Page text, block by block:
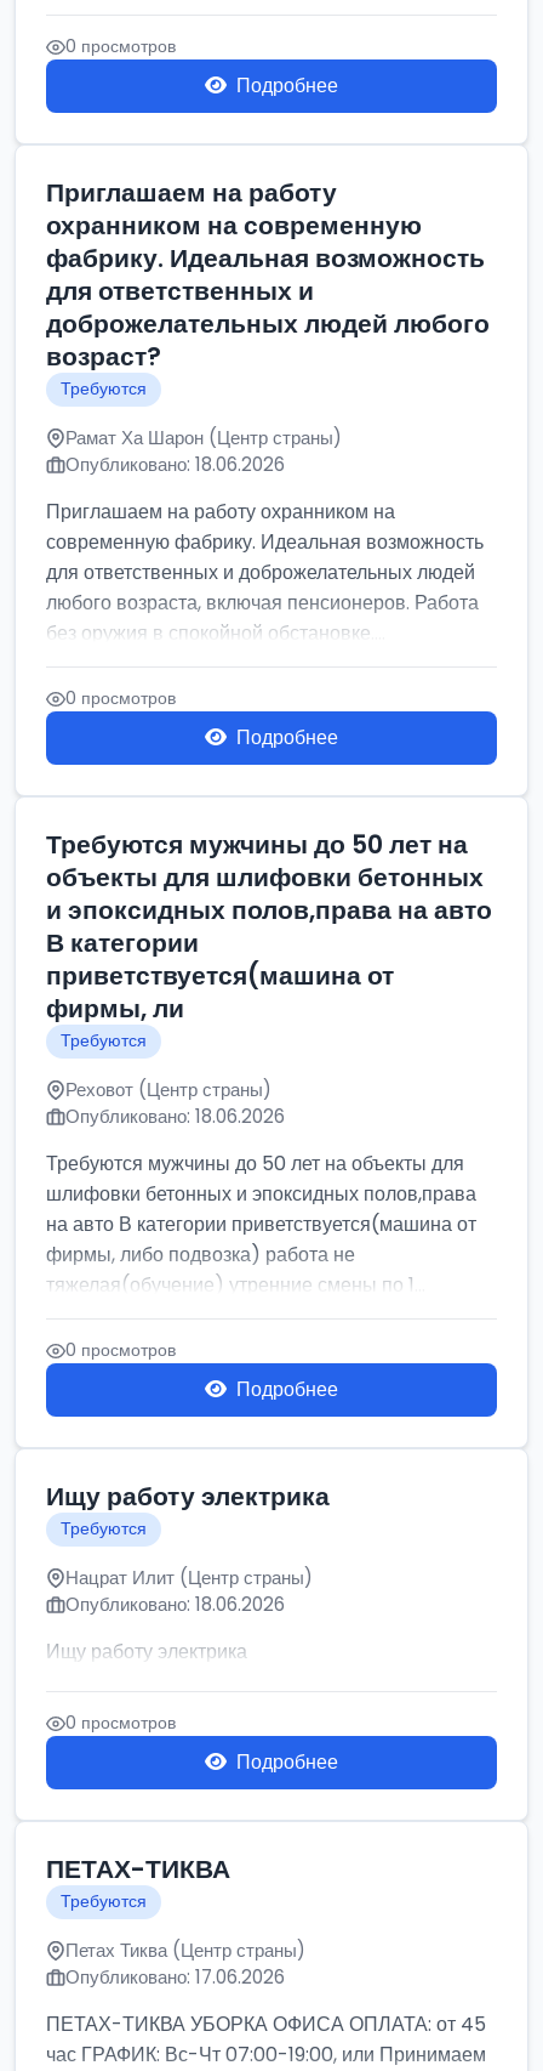
0 просмотров
Подробнее
Приглашаем на работу
охранником на современную
фабрику. Идеальная возможность
для ответственных и
доброжелательных людей любого
возраст?
Требуются
Рамат Ха Шарон (Центр страны)
Опубликовано: 18.06.2026
Приглашаем на работу охранником на
современную фабрику. Идеальная возможность
для ответственных и доброжелательных людей
любого возраста, включая пенсионеров. Работа
без оружия в спокойной обстановке....
0 просмотров
Подробнее
Требуются мужчины до 50 лет на
объекты для шлифовки бетонных
и эпоксидных полов,права на авто
В категории
приветствуется(машина от
фирмы, ли
Требуются
Реховот (Центр страны)
Опубликовано: 18.06.2026
Требуются мужчины до 50 лет на объекты для
шлифовки бетонных и эпоксидных полов,права
на авто В категории приветствуется(машина от
фирмы, либо подвозка) работа не
тяжелая(обучение) утренние смены по 1...
0 просмотров
Подробнее
Ищу работу электрика
Требуются
Нацрат Илит (Центр страны)
Опубликовано: 18.06.2026
Ищу работу электрика
0 просмотров
Подробнее
ПЕТАХ-ТИКВА
Требуются
Петах Тиква (Центр страны)
Опубликовано: 17.06.2026
ПЕТАХ-ТИКВА УБОРКА ОФИСА ОПЛАТА: от 45
час ГРАФИК: Вс-Чт 07:00-19:00, или Принимаем